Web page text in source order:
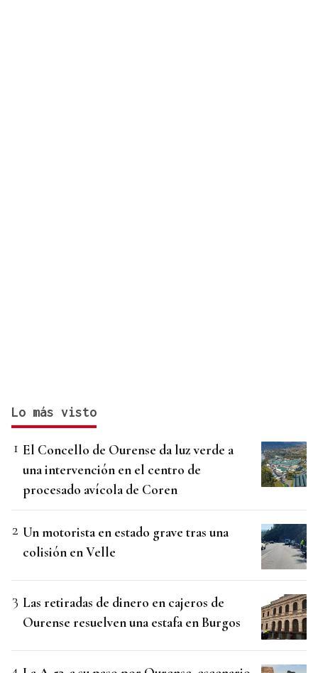
Lo más visto
El Concello de Ourense da luz verde a
una intervención en el centro de
procesado avícola de Coren
Un motorista en estado grave tras una
colisión en Velle
Las retiradas de dinero en cajeros de
Ourense resuelven una estafa en Burgos